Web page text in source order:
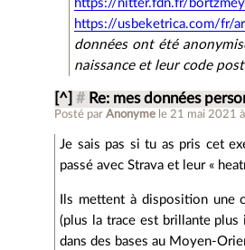
https://nitter.fdn.fr/
https://usbeketrica.com/fr/
données ont été
naissance et leur code
[^] # Re: mes données
Posté parAnonyme le 21 mai 2021
Je sais pas si tu as pris cet
passé avec Strava et leur «
Ils mettent à disposition une
(plus la trace est brillante
dans des bases au Moyen-